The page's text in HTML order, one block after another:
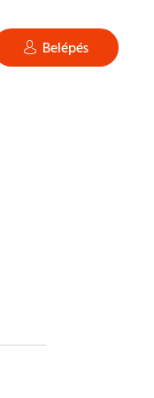
Belépés